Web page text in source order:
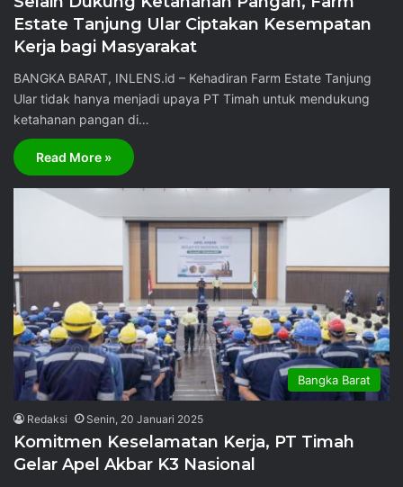
Estate Tanjung Ular Ciptakan Kesempatan
Kerja bagi Masyarakat
BANGKA BARAT, INLENS.id – Kehadiran Farm Estate Tanjung
Ular tidak hanya menjadi upaya PT Timah untuk mendukung
ketahanan pangan di…
Read More »
Bangka Barat
Redaksi Senin, 20 Januari 2025
Komitmen Keselamatan Kerja, PT Timah
Gelar Apel Akbar K3 Nasional